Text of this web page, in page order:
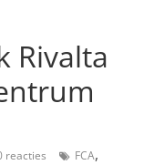
Rivalta
reacties FCA,